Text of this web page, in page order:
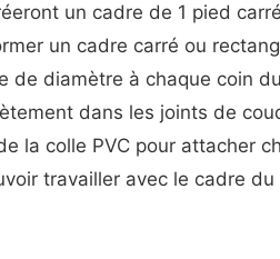
un cadre de 1 pied
un cadre carré ou
de diamètre à chaque coin
dans les joints de
la colle PVC pour attacher
travailler avec le cadre